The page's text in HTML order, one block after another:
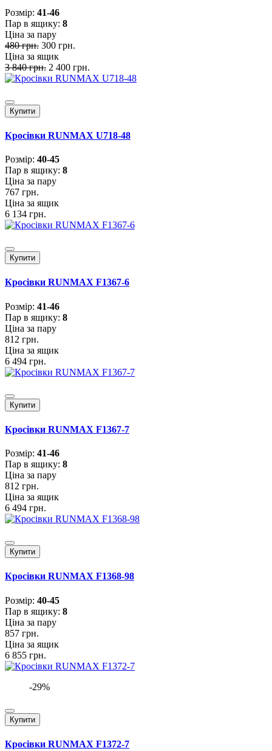
Розмiр: 41-46
Пар в ящику: 8
Ціна за пару
480 грн. 300 грн.
Ціна за ящик
3 840 грн. 2 400 грн.
Купити
Кросівки RUNMAX U718-48
Розмiр: 40-45
Пар в ящику: 8
Ціна за пару
767 грн.
Ціна за ящик
6 134 грн.
Купити
Кросівки RUNMAX F1367-6
Розмiр: 41-46
Пар в ящику: 8
Ціна за пару
812 грн.
Ціна за ящик
6 494 грн.
Купити
Кросівки RUNMAX F1367-7
Розмiр: 41-46
Пар в ящику: 8
Ціна за пару
812 грн.
Ціна за ящик
6 494 грн.
Купити
Кросівки RUNMAX F1368-98
Розмiр: 40-45
Пар в ящику: 8
Ціна за пару
857 грн.
Ціна за ящик
6 855 грн.
-29%
Купити
Кросівки RUNMAX F1372-7